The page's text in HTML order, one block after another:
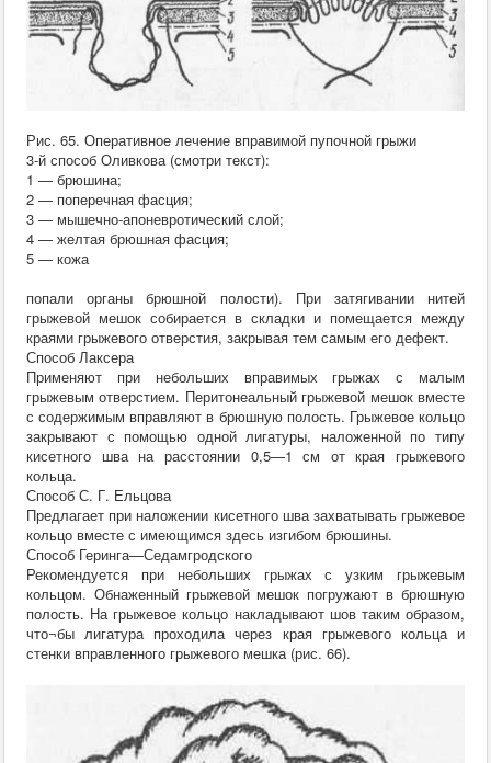
Рис. 65. Оперативное лечение вправимой пупочной грыжи
3-й способ Оливкова (смотри текст):
1 — брюшина;
2 — поперечная фасция;
3 — мышечно-апоневротический слой;
4 — желтая брюшная фасция;
5 — кожа
попали органы брюшной полости). При затягивании нитей
грыжевой мешок собирается в складки и помещается между
краями грыжевого отверстия, закрывая тем самым его дефект.
Способ Лаксера
Применяют при небольших вправимых грыжах с малым
грыжевым отверстием. Перитонеальный грыжевой мешок вместе
с содержимым вправляют в брюшную полость. Грыжевое кольцо
закрывают с помощью одной лигатуры, наложенной по типу
кисетного шва на расстоянии 0,5—1 см от края грыжевого
кольца.
Способ С. Г. Ельцова
Предлагает при наложении кисетного шва захватывать грыжевое
кольцо вместе с имеющимся здесь изгибом брюшины.
Способ Геринга—Седамгродского
Рекомендуется при небольших грыжах с узким грыжевым
кольцом. Обнаженный грыжевой мешок погружают в брюшную
полость. На грыжевое кольцо накладывают шов таким образом,
что¬бы лигатура проходила через края грыжевого кольца и
стенки вправленного грыжевого мешка (рис. 66).